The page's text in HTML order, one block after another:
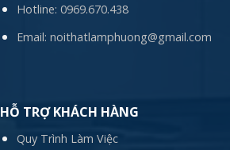
Hotline: 0969.670.438
Email: noithatlamphuong@gmail.com
HỖ TRỢ KHÁCH HÀNG
Quy Trình Làm Việc